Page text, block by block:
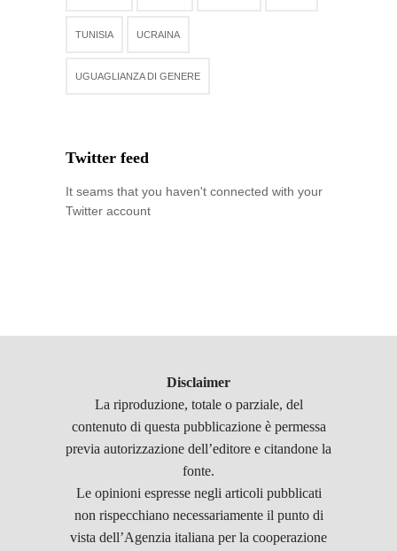
TUNISIA UCRAINA
UGUAGLIANZA DI GENERE
Twitter feed
It seams that you haven't connected with your
Twitter account
Disclaimer
La riproduzione, totale o parziale, del
contenuto di questa pubblicazione è permessa
previa autorizzazione dell’editore e citandone la
fonte.
Le opinioni espresse negli articoli pubblicati
non rispecchiano necessariamente il punto di
vista dell’Agenzia italiana per la cooperazione